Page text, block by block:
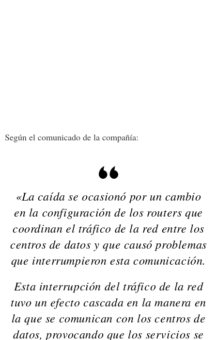
Según el comunicado de la compañía:
«La caída se ocasionó por un cambio
en la configuración de los routers que
coordinan el tráfico de la red entre los
centros de datos y que causó problemas
que interrumpieron esta comunicación.
Esta interrupción del tráfico de la red
tuvo un efecto cascada en la manera en
la que se comunican con los centros de
datos, provocando que los servicios se